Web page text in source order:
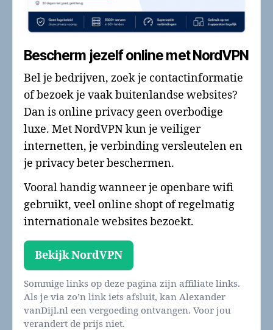
Bescherm jezelf online met NordVPN
Bel je bedrijven, zoek je contactinformatie
of bezoek je vaak buitenlandse websites?
Dan is online privacy geen overbodige
luxe. Met NordVPN kun je veiliger
internetten, je verbinding versleutelen en
je privacy beter beschermen.
Vooral handig wanneer je openbare wifi
gebruikt, veel online shopt of regelmatig
internationale websites bezoekt.
Bekijk NordVPN
Sommige links op deze pagina zijn affiliate links.
Als je via zo’n link iets afsluit, kan Alexander
vanDijl.nl een vergoeding ontvangen. Voor jou
verandert de prijs niet.